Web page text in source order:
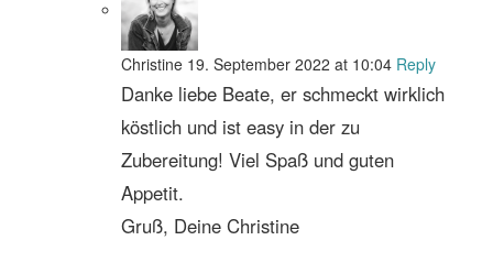
Christine 19. September 2022 at 10:04 Reply
Danke liebe Beate, er schmeckt wirklich
köstlich und ist easy in der zu
Zubereitung! Viel Spaß und guten
Appetit.
Gruß, Deine Christine